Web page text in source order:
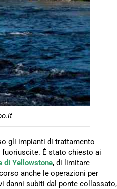
gli impianti di trattamento
fuoriuscite. È stato chiesto ai
di Yellowstone, di limitare
anche le operazioni per
danni subiti dal ponte collassato,